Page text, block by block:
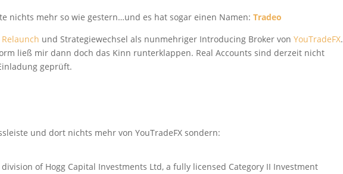
nichts mehr so wie gestern…und es hat sogar einen Namen:Tradeo
und Strategiewechsel als nunmehriger Introducing Broker vonYouTradeFX.
ließ mir dann doch das Kinn runterklappen. Real Accounts sind derzeit nicht
geprüft.
und dort nichts mehr von YouTradeFX sondern:
of Hogg Capital Investments Ltd, a fully licensed Category II Investment